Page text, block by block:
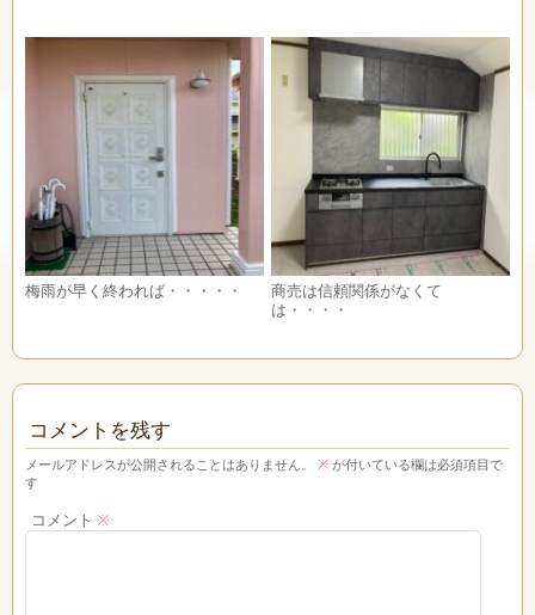
梅雨が早く終われば・・・・・
商売は信頼関係がなくて
は・・・・
コメントを残す
メールアドレスが公開されることはありません。 ※ が付いている欄は必須項目で
す
コメント ※